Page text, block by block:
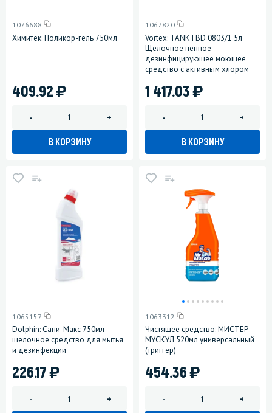
1076688
Химитек: Поликор-гель 750мл
409.92)
- +
В КОРЗИНУ
1067820
Vortex: TANK FBD 0803/1 5л
Щелочное пенное
дезинфицирующее моющее
средство с активным хлором
1 417.03)
- +
В КОРЗИНУ
1065157
Dolphin: Сани-Макс 750мл
щелочное средство для мытья
и дезинфекции
226.17)
- +
1063312
Чистящее средство: МИСТЕР
МУСКУЛ 520мл универсальный
(триггер)
454.36)
- +